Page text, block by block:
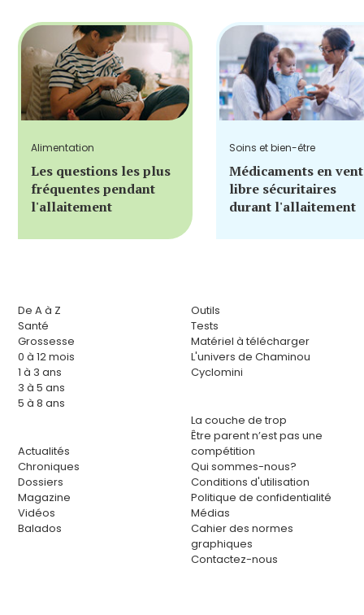
Alimentation
Les questions les plus
fréquentes pendant
l'allaitement
Soins et bien-être
Médicaments en
libre sécuritaires
durant l'allaitement
De A à Z
Santé
Grossesse
0 à 12 mois
1 à 3 ans
3 à 5 ans
5 à 8 ans
Actualités
Chroniques
Dossiers
Magazine
Vidéos
Balados
Outils
Tests
Matériel à télécharger
L'univers de Chaminou
Cyclomini
La couche de trop
Être parent n’est pas une
compétition
Qui sommes-nous?
Conditions d'utilisation
Politique de confidentialité
Médias
Cahier des normes
graphiques
Contactez-nous